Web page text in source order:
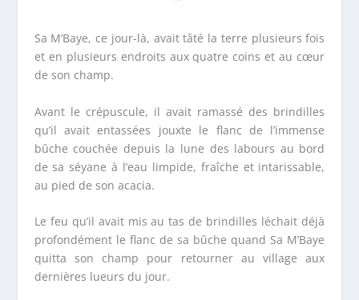
Sa M’Baye, ce jour-là, avait tâté la terre plusieurs fois
et en plusieurs endroits aux quatre coins et au cœur
de son champ.
Avant le crépuscule, il avait ramassé des brindilles
qu’il avait entassées jouxte le flanc de l’immense
bûche couchée depuis la lune des labours au bord
de sa séyane à l’eau limpide, fraîche et intarissable,
au pied de son acacia.
Le feu qu’il avait mis au tas de brindilles léchait déjà
profondément le flanc de sa bûche quand Sa M’Baye
quitta son champ pour retourner au village aux
dernières lueurs du jour.